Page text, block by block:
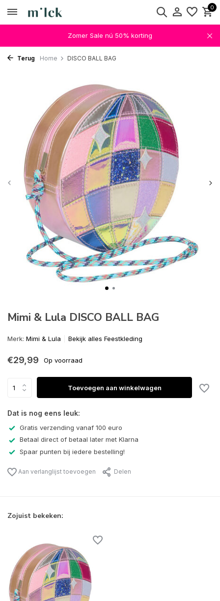
0
Zomer Sale nú 50% korting
Terug Home DISCO BALL BAG
Mimi & Lula DISCO BALL BAG
Merk: Mimi & Lula Bekijk alles Feestkleding
€29,99 Op voorraad
Toevoegen aan winkelwagen
Dat is nog eens leuk:
Gratis verzending vanaf 100 euro
Betaal direct of betaal later met Klarna
Spaar punten bij iedere bestelling!
Aan verlanglijst toevoegen Delen
Zojuist bekeken: